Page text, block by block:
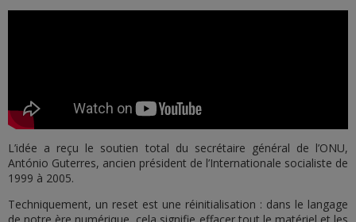
L’idée a reçu le soutien total du secrétaire général de l’ONU,
António Guterres, ancien président de l’Internationale socialiste de
1999 à 2005.
Techniquement, un reset est une réinitialisation : dans le langage